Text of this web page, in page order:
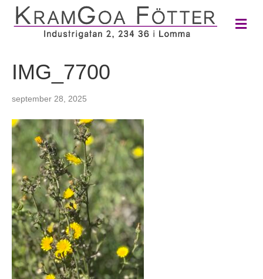
M
e
IMG_7700
september 28, 2025